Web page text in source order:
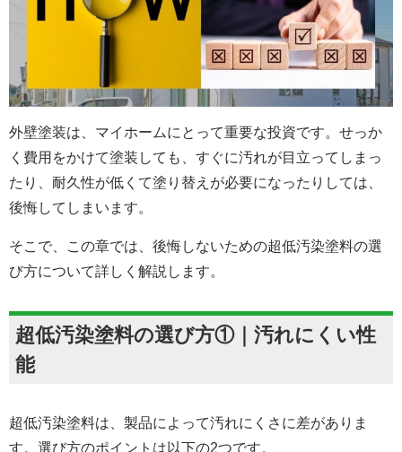
外壁塗装は、マイホームにとって重要な投資です。せっか
く費用をかけて塗装しても、すぐに汚れが目立ってしまっ
たり、耐久性が低くて塗り替えが必要になったりしては、
後悔してしまいます。
そこで、この章では、後悔しないための超低汚染塗料の選
び方について詳しく解説します。
超低汚染塗料の選び方①｜汚れにくい性
能
超低汚染塗料は、製品によって汚れにくさに差がありま
す。選び方のポイントは以下の2つです。